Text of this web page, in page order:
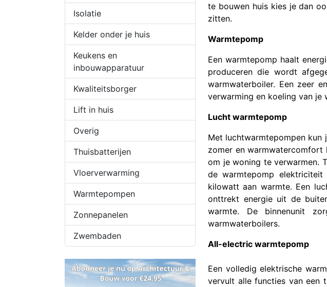
Isolatie
Kelder onder je huis
Keukens en
inbouwapparatuur
Kwaliteitsborger
Lift in huis
Overig
Thuisbatterijen
Vloerverwarming
Warmtepompen
Zonnepanelen
Zwembaden
te bouwen huis kies je dan
zitten.
Warmtepomp
Een warmtepomp haalt
produceren die wordt
warmwaterboiler. Een zeer
verwarming en koeling van je
Lucht warmtepomp
Met luchtwarmtepompen
zomer en warmwatercomfort
om je woning te verwarmen.
de warmtepomp
kilowatt aan warmte. Een
onttrekt energie uit de
warmte. De binnenunit
warmwaterboilers.
All-electric warmtepomp
Een volledig elektrische
vervult alle functies van een